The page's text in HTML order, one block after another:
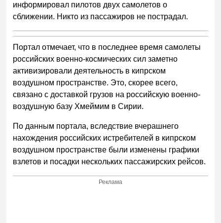
информировал пилотов двух самолетов о
сближении. Никто из пассажиров не пострадал.
Портал отмечает, что в последнее время самолеты
российских военно-космических сил заметно
активизировали деятельность в кипрском
воздушном пространстве. Это, скорее всего,
связано с доставкой грузов на российскую военно-
воздушную базу Хмеймим в Сирии.
По данным портала, вследствие вчерашнего
нахождения российских истребителей в кипрском
воздушном пространстве были изменены графики
взлетов и посадки нескольких пассажирских рейсов.
Реклама